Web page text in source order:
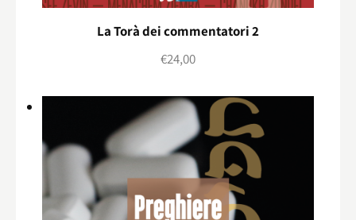
La Torà dei commentatori 2
€24,00